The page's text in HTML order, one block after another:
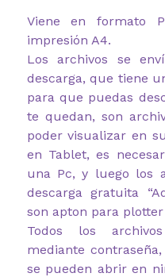
Viene en formato
impresión A4.
Los archivos se
descarga, que tiene
para que puedas
te quedan, son
poder visualizar en
en Tablet, es
una Pc, y luego los
descarga gratuita
son apton para
Todos los
mediante
se pueden abrir en